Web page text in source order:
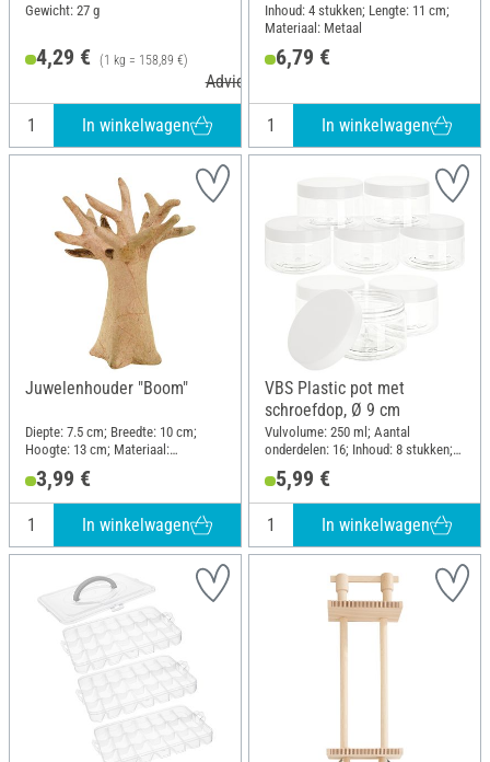
Gewicht: 27 g
4,29 € (1 kg = 158,89 €)
Adviesprijs 4,79 €
In winkelwagen
Inhoud: 4 stukken; Lengte: 11 cm;
Materiaal: Metaal
6,79 €
In winkelwagen
Juwelenhouder "Boom"
Diepte: 7.5 cm; Breedte: 10 cm;
Hoogte: 13 cm; Materiaal:
3,99 €
In winkelwagen
VBS Plastic pot met
schroefdop, Ø 9 cm
Vulvolume: 250 ml; Aantal
onderdelen: 16; Inhoud: 8 stukken;
5.8 cm; Materiaal: Kunststof
5,99 €
In winkelwagen